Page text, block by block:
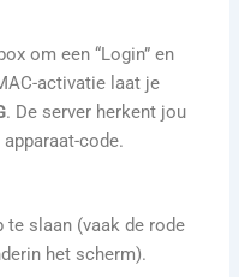
om een “Login” en
activatie laat je
. De server herkent jou
code.
te slaan (vaak de rode
het scherm).